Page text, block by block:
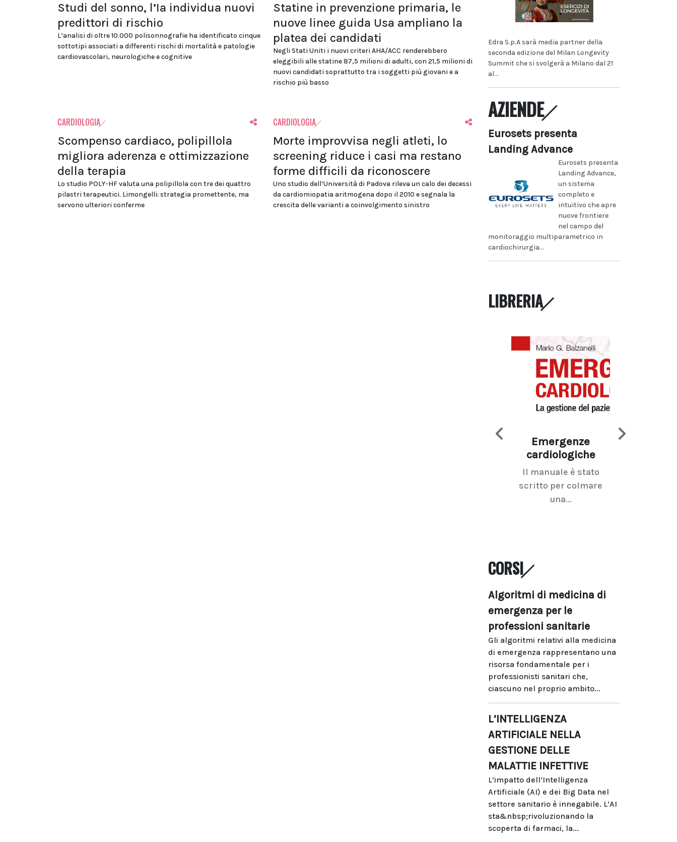
Studi del sonno, l’Ia individua nuovi
predittori di rischio
L’analisi di oltre 10.000 polisonnografie ha identificato cinque
sottotipi associati a differenti rischi di mortalità e patologie
cardiovascolari, neurologiche e cognitive
Statine in prevenzione primaria, le
nuove linee guida Usa ampliano la
platea dei candidati
Negli Stati Uniti i nuovi criteri AHA/ACC renderebbero
eleggibili alle statine 87,5 milioni di adulti, con 21,5 milioni di
nuovi candidati soprattutto tra i soggetti più giovani e a
rischio più basso
CARDIOLOGIA
Scompenso cardiaco, polipillola
migliora aderenza e ottimizzazione
della terapia
Lo studio POLY-HF valuta una polipillola con tre dei quattro
pilastri terapeutici. Limongelli: strategia promettente, ma
servono ulteriori conferme
CARDIOLOGIA
Morte improvvisa negli atleti, lo
screening riduce i casi ma restano
forme difficili da riconoscere
Uno studio dell’Università di Padova rileva un calo dei decessi
da cardiomiopatia aritmogena dopo il 2010 e segnala la
crescita delle varianti a coinvolgimento sinistro
Edra S.p.A sarà media partner della
seconda edizione del Milan Longevity
Summit che si svolgerà a Milano dal 21
al...
AZIENDE
Eurosets presenta
Landing Advance
Eurosets presenta
Landing Advance,
un sistema
completo e
intuitivo che apre
nuove frontiere
nel campo del
monitoraggio multiparametrico in
cardiochirurgia...
LIBRERIA
Emergenze
cardiologiche
Il manuale è stato
scritto per colmare
una...
CORSI
Algoritmi di medicina di
emergenza per le
professioni sanitarie
Gli algoritmi relativi alla medicina
di emergenza rappresentano una
risorsa fondamentale per i
professionisti sanitari che,
ciascuno nel proprio ambito...
L’INTELLIGENZA
ARTIFICIALE NELLA
GESTIONE DELLE
MALATTIE INFETTIVE
L’impatto dell’Intelligenza
Artificiale (AI) e dei Big Data nel
settore sanitario è innegabile. L’AI
sta&nbsp;rivoluzionando la
scoperta di farmaci, la...